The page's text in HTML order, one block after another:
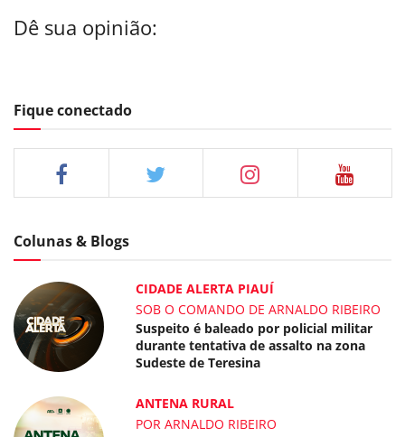
Dê sua opinião:
Fique conectado
Colunas & Blogs
CIDADE ALERTA PIAUÍ
SOB O COMANDO DE ARNALDO RIBEIRO
Suspeito é baleado por policial militar
durante tentativa de assalto na zona
Sudeste de Teresina
ANTENA RURAL
POR ARNALDO RIBEIRO